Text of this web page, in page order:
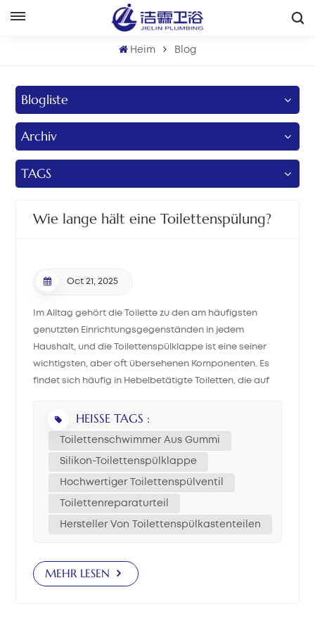
中文
Heim Blog
Blogliste
Archiv
TAGS
Wie lange hält eine Toilettenspülung?
Oct 21, 2025
Im Alltag gehört die Toilette zu den am häufigsten
genutzten Einrichtungsgegenständen in jedem
Haushalt, und die Toilettenspülklappe ist eine seiner
wichtigsten, aber oft übersehenen Komponenten. Es
findet sich häufig in Hebelbetätigte Toiletten, die auf
reguliert den Wasserablauf aus dem Spülkasten. Beim
Betätigen des Spülhebels hebt sich die Dichtung und
Spülen schließt sie sich wieder und verschließt den
Abfluss. Wenn die Dichtung jedoch alt oder
beschädigt ist, kann dies zu Problemen führen.
Toilettenspülklappe Allgemein, Ein hochwertiger
Toilettenspülventil hält etwa 3 bis 5 Jahre..Dies kann
HEISSE TAGS :
Toilettenschwimmer Aus Gummi
Silikon-Toilettenspülklappe
Hochwertiger Toilettenspülventil
Toilettenreparaturteil
Hersteller Von Toilettenspülkastenteilen
MEHR LESEN